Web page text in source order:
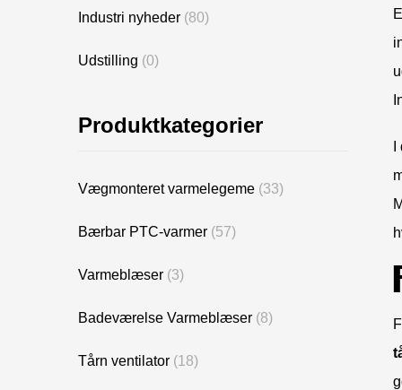
Industri nyheder (80)
Udstilling (0)
Produktkategorier
Vægmonteret varmelegeme (33)
Bærbar PTC-varmer (57)
Varmeblæser (3)
Badeværelse Varmeblæser (8)
Tårn ventilator (18)